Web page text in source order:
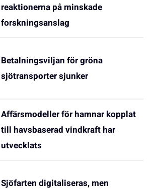
reaktionerna på minskade
forskningsanslag
Betalningsviljan för gröna
sjötransporter sjunker
Affärsmodeller för hamnar kopplat
till havsbaserad vindkraft har
utvecklats
Sjöfarten digitaliseras, men